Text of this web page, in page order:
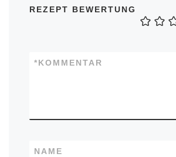
REZEPT BEWERTUNG
KOMMENTAR
*
NAME